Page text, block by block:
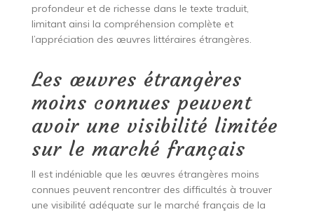
profondeur et de richesse dans le texte traduit,
limitant ainsi la compréhension complète et
l’appréciation des œuvres littéraires étrangères.
Les œuvres étrangères
moins connues peuvent
avoir une visibilité limitée
sur le marché français
Il est indéniable que les œuvres étrangères moins
connues peuvent rencontrer des difficultés à trouver
une visibilité adéquate sur le marché français de la